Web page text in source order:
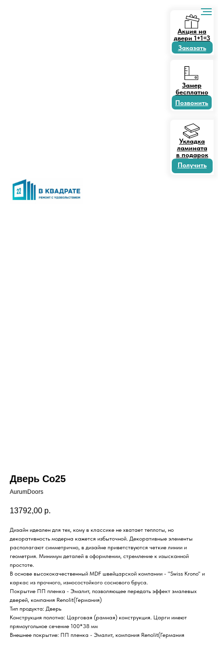
Дверь Co25
AurumDoors
13792,00 р.
Дизайн идеален для тех, кому в классике не хватает теплоты, но
декоративность модерна кажется избыточной. Декоративные элементы
располагают симметрично, в дизайне приветствуются четкие линии и
геометрия. Минимум деталей в оформлении, стремление к изысканной
простоте.
В основе высококачественный MDF швейцарской компании - "Swiss Krono" и
каркас из прочного, износостойкого соснового бруса.
Покрытие ПП пленка - Эмалит, позволяющее передать эффект эмалевых
дверей, компания Renolit(Германия)
Тип продукта: Дверь
Конструкция полотна: Царговая (рамная) конструкция. Царги имеют
прямоугольное сечение 100*38 мм
Внешнее покрытие: ПП пленка - Эмалит, компания Renolit(Германия